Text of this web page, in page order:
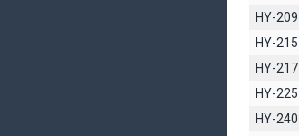
HY-209
HY-215
HY-217
HY-225
HY-240